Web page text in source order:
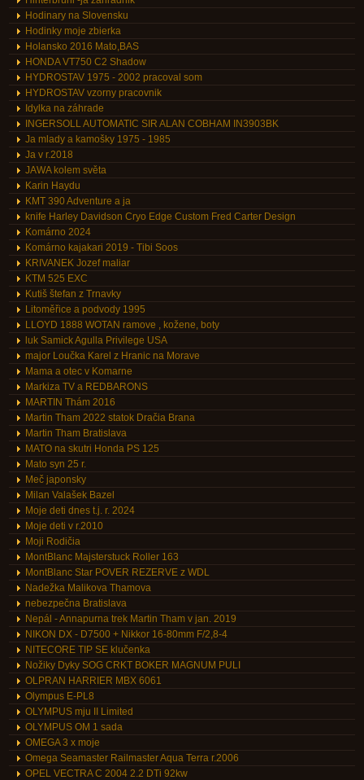
Hodinary na Slovensku
Hodinky moje zbierka
Holansko 2016 Mato,BAS
HONDA VT750 C2 Shadow
HYDROSTAV 1975 - 2002 pracoval som
HYDROSTAV vzorny pracovnik
Idylka na záhrade
INGERSOLL AUTOMATIC SIR ALAN COBHAM IN3903BK
Ja mlady a kamošky 1975 - 1985
Ja v r.2018
JAWA kolem světa
Karin Haydu
KMT 390 Adventure a ja
knife Harley Davidson Cryo Edge Custom Fred Carter Design
Komárno 2024
Komárno kajakari 2019 - Tibi Soos
KRIVANEK Jozef maliar
KTM 525 EXC
Kutiš štefan z Trnavky
Litoměřice a podvody 1995
LLOYD 1888 WOTAN ramove , kožene, boty
luk Samick Agulla Privilege USA
major Loučka Karel z Hranic na Morave
Mama a otec v Komarne
Markiza TV a REDBARONS
MARTIN Thám 2016
Martin Tham 2022 statok Dračia Brana
Martin Tham Bratislava
MATO na skutri Honda PS 125
Mato syn 25 r.
Meč japonsky
Milan Valašek Bazel
Moje deti dnes t.j. r. 2024
Moje deti v r.2010
Moji Rodičia
MontBlanc Majsterstuck Roller 163
MontBlanc Star POVER REZERVE z WDL
Nadežka Malikova Thamova
nebezpečna Bratislava
Nepál - Annapurna trek Martin Tham v jan. 2019
NIKON DX - D7500 + Nikkor 16-80mm F/2,8-4
NITECORE TIP SE klučenka
Nožiky Dyky SOG CRKT BOKER MAGNUM PULI
OLPRAN HARRIER MBX 6061
Olympus E-PL8
OLYMPUS mju II Limited
OLYMPUS OM 1 sada
OMEGA 3 x moje
Omega Seamaster Railmaster Aqua Terra r.2006
OPEL VECTRA C 2004 2.2 DTi 92kw